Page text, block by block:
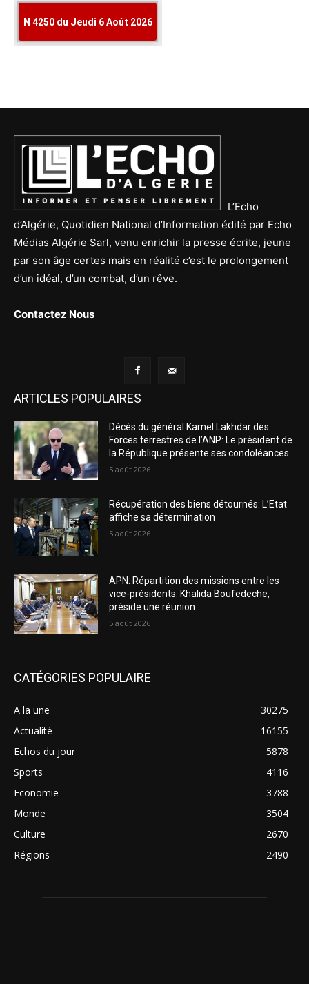
L’Echo
d’Algérie, Quotidien National d’Information édité par Echo
Médias Algérie Sarl, venu enrichir la presse écrite, jeune
par son âge certes mais en réalité c’est le prolongement
d’un idéal, d’un combat, d’un rêve.
Contactez Nous
ARTICLES POPULAIRES
Décès du général Kamel Lakhdar des
Forces terrestres de l’ANP: Le président de
la République présente ses condoléances
5 août 2026
Récupération des biens détournés: L’Etat
affiche sa détermination
5 août 2026
APN: Répartition des missions entre les
vice-présidents: Khalida Boufedeche,
préside une réunion
5 août 2026
CATÉGORIES POPULAIRE
A la une
30275
Actualité
16155
Echos du jour
5878
Sports
4116
Economie
3788
Monde
3504
Culture
2670
Régions
2490